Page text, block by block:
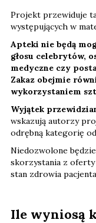
Projekt przewiduje
występujących w
Apteki nie będą
głosu celebrytów,
medyczne czy
Zakaz obejmie
wykorzystaniem
Wyjątek
wskazują autorzy
odrębną kategorię
Niedozwolone
skorzystania z
stan zdrowia
Ile wyniosą